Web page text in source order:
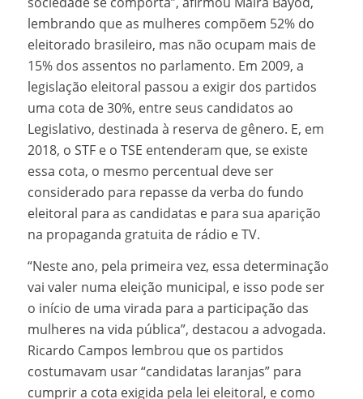
lembrando que as mulheres compõem 52% do
eleitorado brasileiro, mas não ocupam mais de
15% dos assentos no parlamento. Em 2009, a
legislação eleitoral passou a exigir dos partidos
uma cota de 30%, entre seus candidatos ao
Legislativo, destinada à reserva de gênero. E, em
2018, o STF e o TSE entenderam que, se existe
essa cota, o mesmo percentual deve ser
considerado para repasse da verba do fundo
eleitoral para as candidatas e para sua aparição
na propaganda gratuita de rádio e TV.
“Neste ano, pela primeira vez, essa determinação
vai valer numa eleição municipal, e isso pode ser
o início de uma virada para a participação das
mulheres na vida pública”, destacou a advogada.
Ricardo Campos lembrou que os partidos
costumavam usar “candidatas laranjas” para
cumprir a cota exigida pela lei eleitoral, e como